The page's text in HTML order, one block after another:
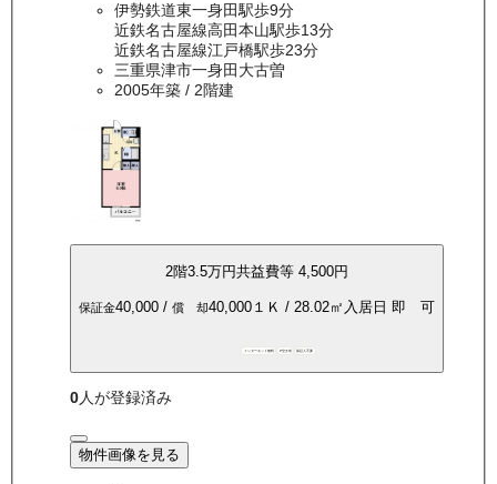
伊勢鉄道東一身田駅歩9分
近鉄名古屋線高田本山駅歩13分
近鉄名古屋線江戸橋駅歩23分
三重県津市一身田大古曽
2005年築/ 2階建
2階3.5万円共益費等 4,500円
保証金40,000/ 償 却40,000１Ｋ / 28.02㎡ 入居日 即 可
インターネット無料 P空き有 保証人不要
0人が登録済み
物件画像を見る